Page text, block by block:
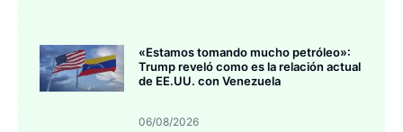
«Estamos tomando mucho petróleo»:
Trump reveló como es la relación actual
de EE.UU. con Venezuela
06/08/2026